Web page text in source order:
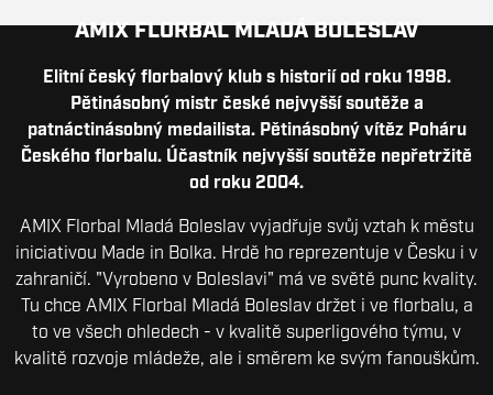
AMIX FLORBAL MLADÁ BOLESLAV
Elitní český florbalový klub s historií od roku 1998.
Pětinásobný mistr české nejvyšší soutěže a
patnáctinásobný medailista. Pětinásobný vítěz Poháru
Českého florbalu. Účastník nejvyšší soutěže nepřetržitě
od roku 2004.
AMIX Florbal Mladá Boleslav vyjadřuje svůj vztah k městu
iniciativou Made in Bolka. Hrdě ho reprezentuje v Česku i v
zahraničí. "Vyrobeno v Boleslavi" má ve světě punc kvality.
Tu chce AMIX Florbal Mladá Boleslav držet i ve florbalu, a
to ve všech ohledech - v kvalitě superligového týmu, v
kvalitě rozvoje mládeže, ale i směrem ke svým fanouškům.